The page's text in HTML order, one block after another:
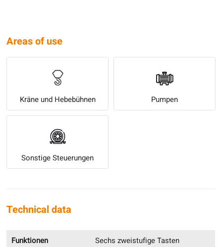
Areas of use
Kräne und Hebebühnen Pumpen
Sonstige Steuerungen
Technical data
Funktionen Sechs zweistufige Tasten